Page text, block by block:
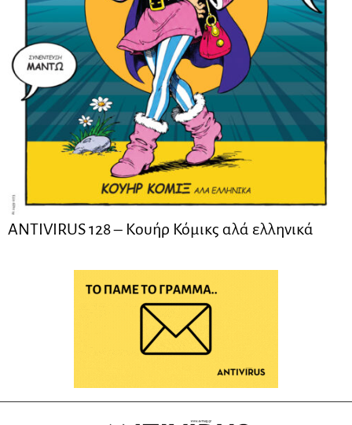
ANTIVIRUS 128 – Kουήρ Κόμικς αλά ελληνικά